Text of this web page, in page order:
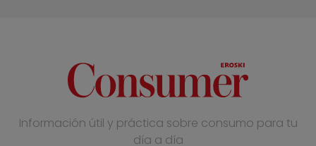
Información útil y práctica sobre consumo para tu
día a día